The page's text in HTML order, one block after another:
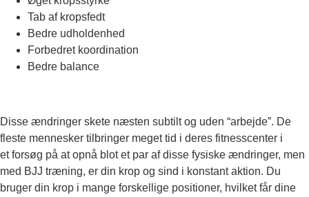
Tab af kropsfedt
Bedre udholdenhed
Forbedret koordination
Bedre balance
Disse ændringer skete næsten subtilt og uden “arbejde”. De
fleste mennesker tilbringer meget tid i deres fitnesscenter i
et forsøg på at opnå blot et par af disse fysiske ændringer, men
med BJJ træning, er din krop og sind i konstant aktion. Du
bruger din krop i mange forskellige positioner, hvilket får dine